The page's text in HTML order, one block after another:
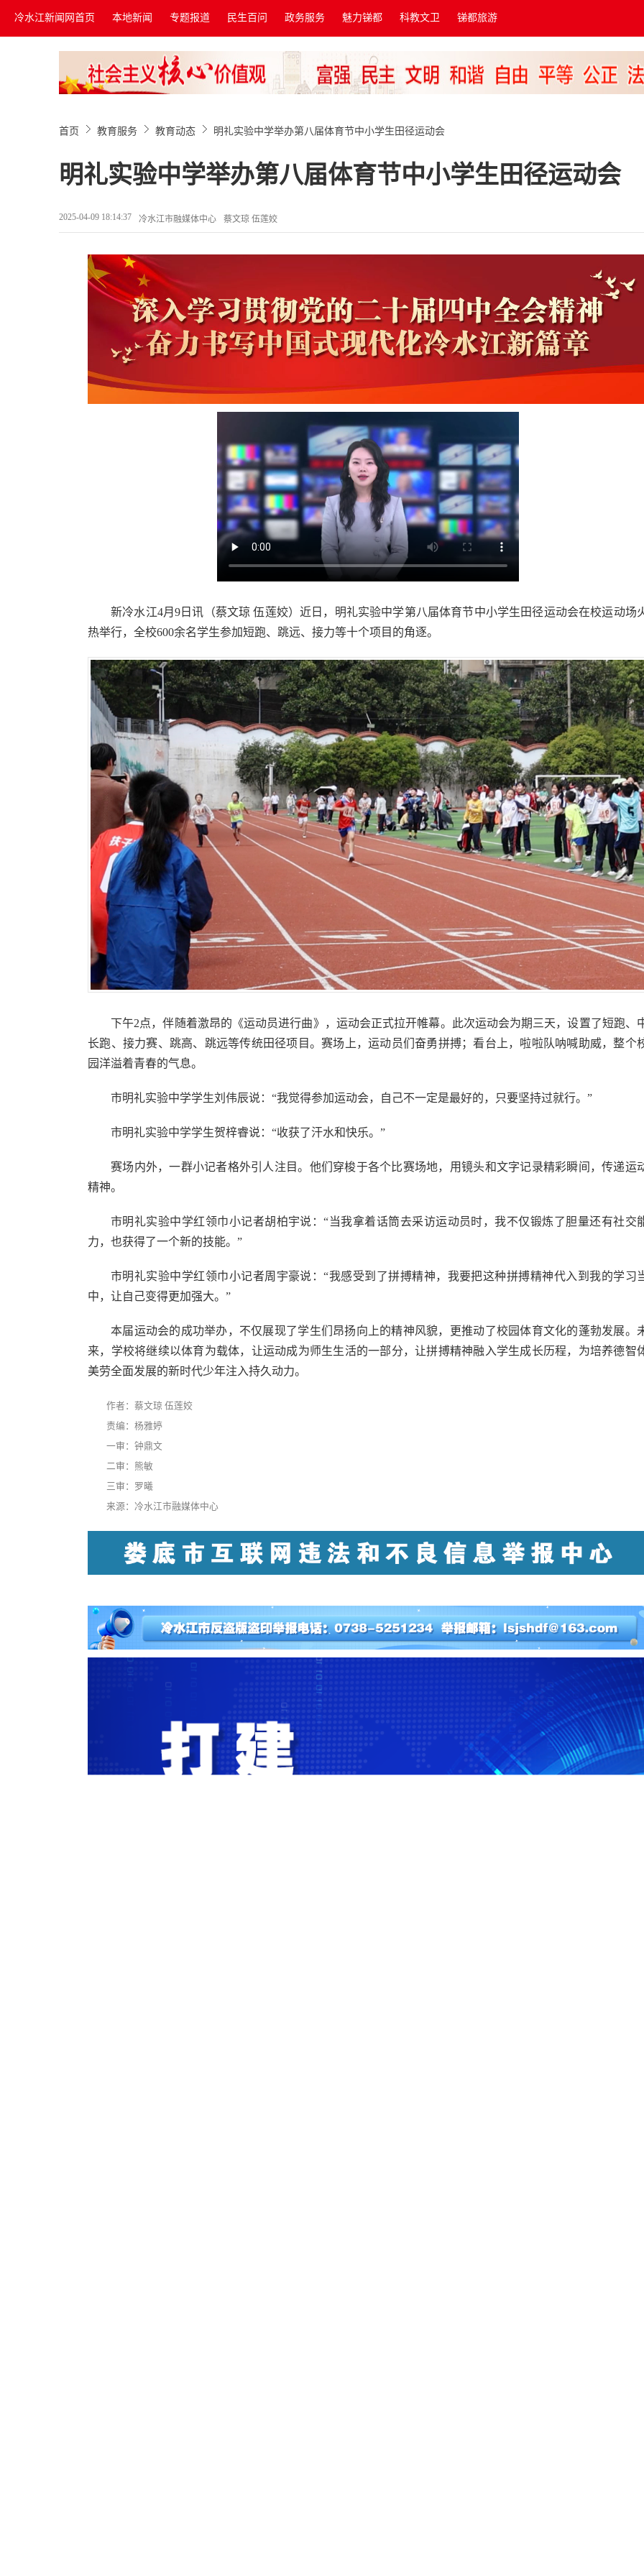
冷水江新闻网首页 本地新闻 专题报道 民生百问 政务服务 魅力锑都 科教文卫 锑都旅游
首页 教育服务 教育动态 明礼实验中学举办第八届体育节中小学生田径运动会
明礼实验中学举办第八届体育节中小学生田径运动会
2025-04-09 18:14:37 冷水江市融媒体中心 蔡文琼 伍莲姣
新冷水江4月9日讯（蔡文琼 伍莲姣）近日，明礼实验中学第八届体育节中小学生田径运动会在校运动场
热举行，全校600余名学生参加短跑、跳远、接力等十个项目的角逐。
下午2点，伴随着激昂的《运动员进行曲》，运动会正式拉开帷幕。此次运动会为期三天，设置了短跑、
长跑、接力赛、跳高、跳远等传统田径项目。赛场上，运动员们奋勇拼搏；看台上，啦啦队呐喊助威，整个
园洋溢着青春的气息。
市明礼实验中学学生刘伟辰说：“我觉得参加运动会，自己不一定是最好的，只要坚持过就行。”
市明礼实验中学学生贺梓睿说：“收获了汗水和快乐。”
赛场内外，一群小记者格外引人注目。他们穿梭于各个比赛场地，用镜头和文字记录精彩瞬间，传递运
精神。
市明礼实验中学红领巾小记者胡柏宇说：“当我拿着话筒去采访运动员时，我不仅锻炼了胆量还有社交
力，也获得了一个新的技能。”
市明礼实验中学红领巾小记者周宇豪说：“我感受到了拼搏精神，我要把这种拼搏精神代入到我的学习
中，让自己变得更加强大。”
本届运动会的成功举办，不仅展现了学生们昂扬向上的精神风貌，更推动了校园体育文化的蓬勃发展。
来，学校将继续以体育为载体，让运动成为师生生活的一部分，让拼搏精神融入学生成长历程，为培养德智
美劳全面发展的新时代少年注入持久动力。
作者：蔡文琼 伍莲姣
责编：杨雅婷
一审：钟鼎文
二审：熊敏
三审：罗曦
来源：冷水江市融媒体中心